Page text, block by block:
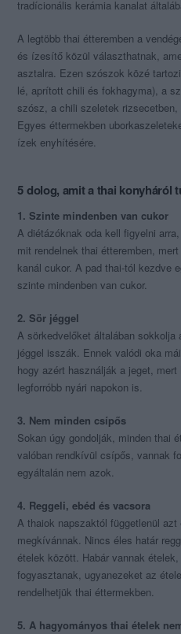
tradícionális kerámia kanalat
A legtöbb thai étteremben a
és ízesítő közül választhatnak,
asztalra. Ezen szószok közé
lé, aprított chili és fokhagyma), a
szósz, a chili szeletek
Egyes éttermekben
ízek enyhítésére.
5 dolog, amit a thai konyháról
1. Szinte mindenben van cukor
A diétázóknak oda kell figyelni
mit rendelnek thai étteremben,
kanál cukor. A pad thai-tól kezdve
szinte mindenben van cukor.
2. Sör jéggel
A sörkedvelőket általában sokkolja
jéggel isszák. Ennek valódi oka
hogy azért használják a jeget,
legforróbb nyári napokon is.
3. Nem minden csípős
Sokan úgy gondolják, minden thai
valóban rendkívül csípős, vannak
egyáltalán nem azok.
4. Reggeli, ebéd és vacsora
A thaiok napszaktól függetlenül
megkívánnak. Nincs éles határ
ételek között. Habár vannak
fogyasztanak, ugyanezeket az
rendelhetjük thai éttermekben.
5. A hagyományos thai ételek